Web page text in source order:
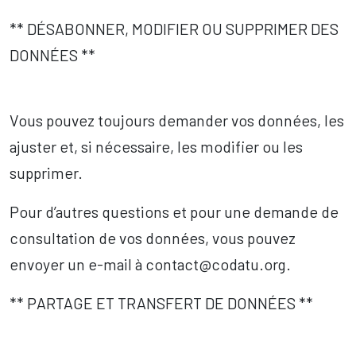
** DÉSABONNER, MODIFIER OU SUPPRIMER DES
DONNÉES **
Vous pouvez toujours demander vos données, les
ajuster et, si nécessaire, les modifier ou les
supprimer.
Pour d’autres questions et pour une demande de
consultation de vos données, vous pouvez
envoyer un e-mail à contact@codatu.org.
** PARTAGE ET TRANSFERT DE DONNÉES **